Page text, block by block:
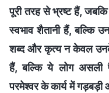
पूरी तरह से भ्रष्ट हैं,
स्वभाव शैतानी हैं, बल्कि
शब्द और कृत्य न केवल
हैं, बल्कि ये लोग
परमेश्वर के कार्य में गड़बड़ी